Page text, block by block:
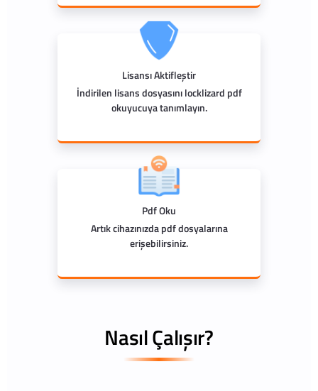
Lisansı Aktifleştir
İndirilen lisans dosyasını locklizard pdf
okuyucuya tanımlayın.
Pdf Oku
Artık cihazınızda pdf dosyalarına
erişebilirsiniz.
Nasıl Çalışır?